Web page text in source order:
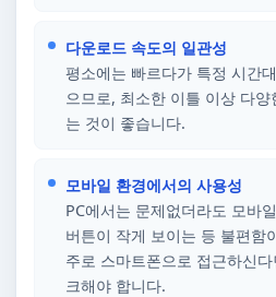
다운로드 속도의 일관성
평소에는 빠르다가 특정 시간
으므로, 최소한 이틀 이상 다
는 것이 좋습니다.
모바일 환경에서의 사용성
PC에서는 문제없더라도 모바
버튼이 작게 보이는 등 불편함
주로 스마트폰으로 접근하신
크해야 합니다.